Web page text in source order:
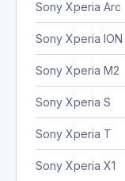
Sony Xperia Arc
Sony Xperia ION
Sony Xperia M2
Sony Xperia S
Sony Xperia T
Sony Xperia X1